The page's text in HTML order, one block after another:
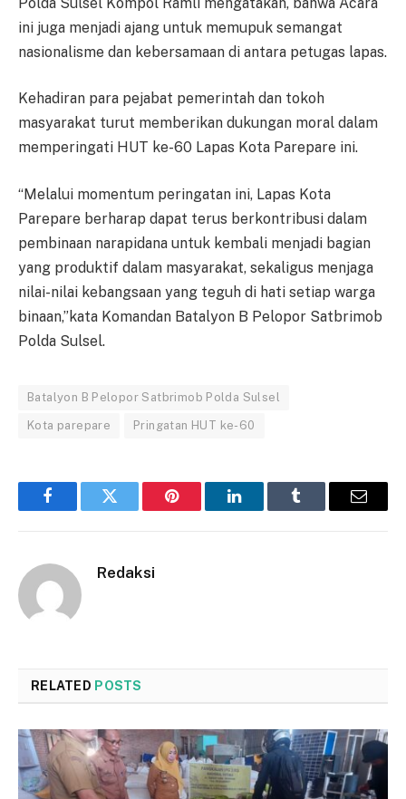
ini juga menjadi ajang untuk memupuk semangat
nasionalisme dan kebersamaan di antara petugas lapas.
Kehadiran para pejabat pemerintah dan tokoh
masyarakat turut memberikan dukungan moral dalam
memperingati HUT ke-60 Lapas Kota Parepare ini.
“Melalui momentum peringatan ini, Lapas Kota
Parepare berharap dapat terus berkontribusi dalam
pembinaan narapidana untuk kembali menjadi bagian
yang produktif dalam masyarakat, sekaligus menjaga
nilai-nilai kebangsaan yang teguh di hati setiap warga
binaan,”kata Komandan Batalyon B Pelopor Satbrimob
Polda Sulsel.
Batalyon B Pelopor Satbrimob Polda Sulsel
Kota parepare Pringatan HUT ke-60
FacebookTwitter Pinterest LinkedInTumblr Email
Redaksi
RELATED POSTS